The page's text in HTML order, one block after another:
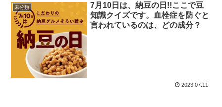
未分類
7月10日は、納豆の日!!ここで豆
知識クイズです。血栓症を防ぐと
言われているのは、どの成分？
2023.07.11